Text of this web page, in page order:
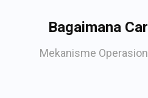
Bagaimana
Mekanisme